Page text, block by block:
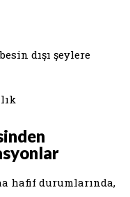
dışı şeylere
hafif durumlarında,